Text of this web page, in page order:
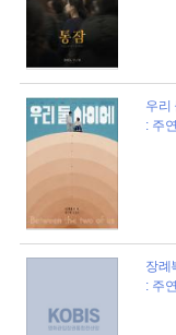
우리
: 주
장례
: 주